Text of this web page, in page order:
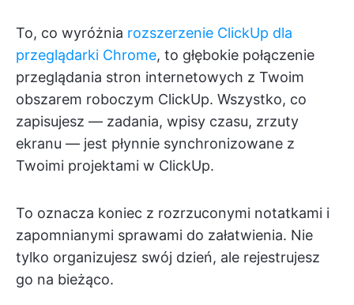
To, co wyróżnia rozszerzenie ClickUp dla
przeglądarki Chrome, to głębokie połączenie
przeglądania stron internetowych z Twoim
obszarem roboczym ClickUp. Wszystko, co
zapisujesz — zadania, wpisy czasu, zrzuty
ekranu — jest płynnie synchronizowane z
Twoimi projektami w ClickUp.
To oznacza koniec z rozrzuconymi notatkami i
zapomnianymi sprawami do załatwienia. Nie
tylko organizujesz swój dzień, ale rejestrujesz
go na bieżąco.